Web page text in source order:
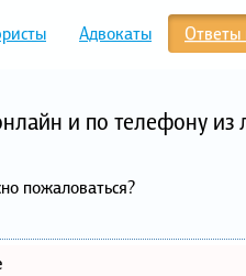
Адвокаты Ответы
и по телефону
пожаловаться?